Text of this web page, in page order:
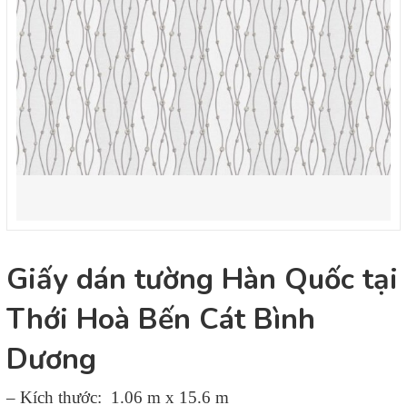
Giấy dán tường Hàn Quốc tại
Thới Hoà Bến Cát Bình
Dương
– Kích thước: 1.06 m x 15.6 m